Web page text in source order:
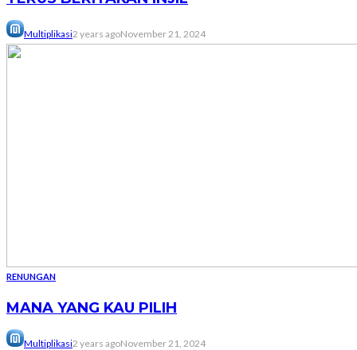
Multiplikasi2 years agoNovember 21, 2024
RENUNGAN
MANA YANG KAU PILIH
Multiplikasi2 years agoNovember 21, 2024